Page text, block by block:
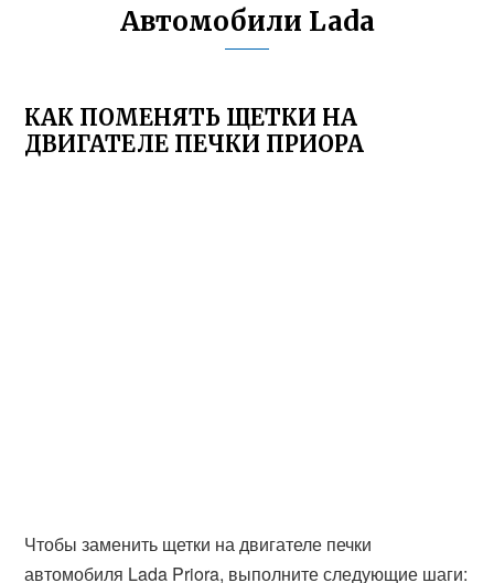
Автомобили Lada
КАК ПОМЕНЯТЬ ЩЕТКИ НА
ДВИГАТЕЛЕ ПЕЧКИ ПРИОРА
Чтобы заменить щетки на двигателе печки
автомобиля Lada Priora, выполните следующие шаги: